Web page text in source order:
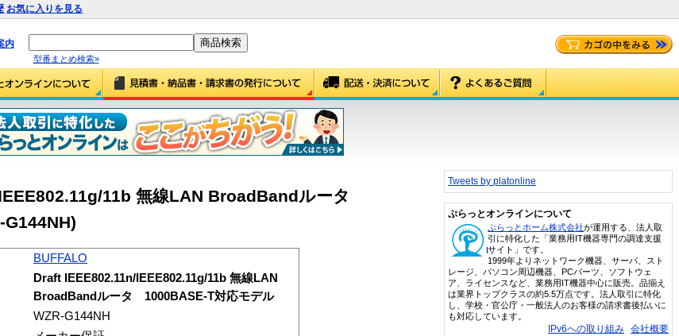
お気に入りを見る
内
型番まとめ検索»
11b 無線LAN BroadBandルータ
BUFFALO
Draft IEEE802.11n/IEEE802.11g/11b 無線LAN
BroadBandルータ 1000BASE-T対応モデル
WZR-G144NH
Tweets by platonline
ぷらっとオンラインについて
ぷらっとホーム株式会社が運用する、法人取
引に特化した「業務用IT機器専門の調達支援
サイト」です。
1999年よりネットワーク機器、サーバ、スト
レージ、パソコン周辺機器、PCパーツ、ソフトウェ
ア、ライセンスなど、業務用IT機器中心に販売。品揃え
は業界トップクラスの約5.5万点です。法人取引に特化
し、学校・官公庁・一般法人のお客様の請求書後払いに
も対応しています。
IPv6への取り組み 会社概要